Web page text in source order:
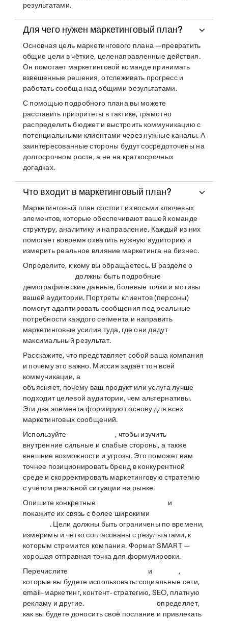
результатами.
Для чего нужен маркетинговый план?
Основная цель маркетингового плана —превратить
общие цели в чёткие, целенаправленные действия.
Он помогает маркетинговой команде принимать
взвешенные решения, отслеживать прогресс и
работать сообща над общими результатами.
С помощью подробного плана вы можете
расставить приоритеты в тактике, грамотно
распределить бюджет и выстроить коммуникацию с
потенциальными клиентами через нужные каналы. А
заинтересованные стороны будут сосредоточены на
долгосрочном росте, а не на краткосрочных
догадках.
Что входит в маркетинговый план?
Маркетинговый план состоит из восьми ключевых
элементов, которые обеспечивают вашей команде
структуру, аналитику и направление. Каждый из них
помогает вовремя охватить нужную аудиторию и
измерить реальное влияние маркетинга на бизнес.
Определите, к кому вы обращаетесь. В разделе о
должны быть подробные
демографические данные, болевые точки и мотивы
вашей аудитории. Портреты клиентов (персоны)
помогут адаптировать сообщения под реальные
потребности каждого сегмента и направить
маркетинговые усилия туда, где они дадут
максимальный результат.
Расскажите, что представляет собой ваша компания
и почему это важно. Миссия задаёт тон всей
коммуникации, а
объясняет, почему ваш продукт или услуга лучше
подходит целевой аудитории, чем альтернативы.
Эти два элемента формируют основу для всех
маркетинговых сообщений.
Используйте
, чтобы изучить
внутренние сильные и слабые стороны, а также
внешние возможности и угрозы. Это поможет вам
точнее позиционировать бренд в конкурентной
среде и скорректировать маркетинговую стратегию
с учётом реальной ситуации на рынке.
Опишите конкретные
и
покажите их связь с более широкими
. Цели должны быть ограничены по времени,
измеримы и чётко согласованы с результатами, к
которым стремится компания. Формат SMART —
хорошая отправная точка для формулировки.
Перечислите
и
,
которые вы будете использовать: социальные сети,
email-маркетинг, контент-стратегию, SEO, платную
рекламу и другие.
определяет,
как вы будете доносить своё послание и привлекать